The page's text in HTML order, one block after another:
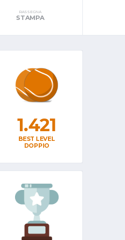
RASSEGNA
STAMPA
1.421
BEST LEVEL
DOPPIO